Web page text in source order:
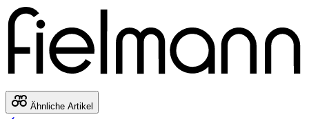
Ähnliche Artikel